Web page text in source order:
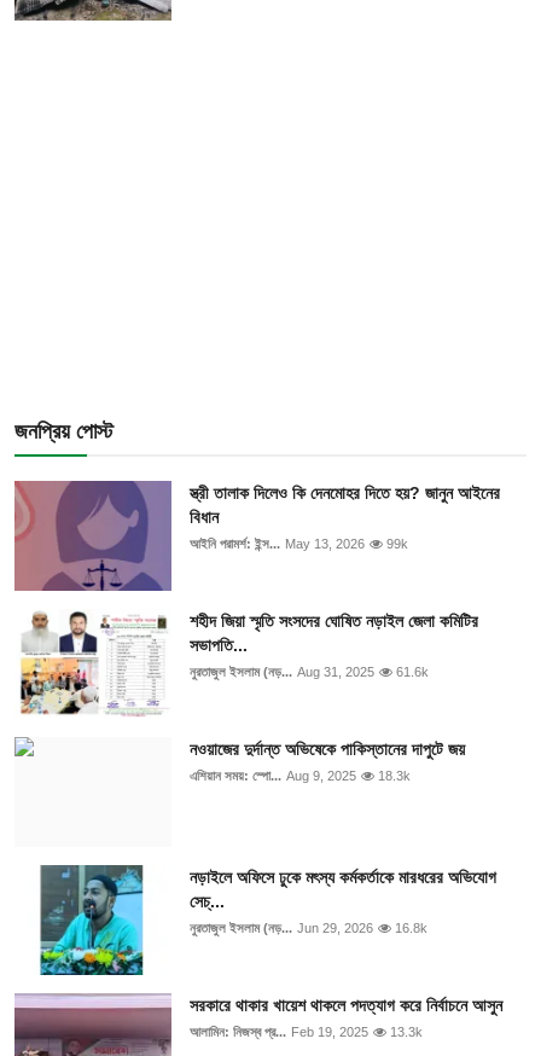
জনপ্রিয় পোস্ট
স্ত্রী তালাক দিলেও কি দেনমোহর দিতে হয়? জানুন আইনের
বিধান
আইনি পরামর্শ: ইন্স... May 13, 2026 99k
শহীদ জিয়া স্মৃতি সংসদের ঘোষিত নড়াইল জেলা কমিটির
সভাপতি...
নুরতাজুল ইসলাম (নড়... Aug 31, 2025 61.6k
নওয়াজের দুর্দান্ত অভিষেকে পাকিস্তানের দাপুটে জয়
এশিয়ান সময়: স্পো... Aug 9, 2025 18.3k
নড়াইলে অফিসে ঢুকে মৎস্য কর্মকর্তাকে মারধরের অভিযোগ
সেচ্...
নুরতাজুল ইসলাম (নড়... Jun 29, 2026 16.8k
সরকারে থাকার খায়েশ থাকলে পদত্যাগ করে নির্বাচনে আসুন
আলামিন: নিজস্ব প্র... Feb 19, 2025 13.3k